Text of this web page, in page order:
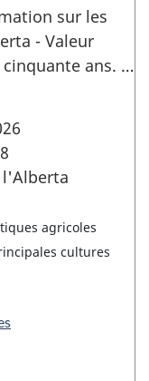
sur les
- Valeur
ans. …
l'Alberta
agricoles
cultures